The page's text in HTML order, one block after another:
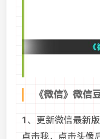
《微信》微信
1、更新微信最新
点击我，点击头像